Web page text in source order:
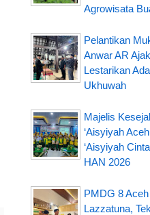
Agrowisata
Pelantikan
Anwar AR
Lestarikan
Ukhuwah
Majelis
‘Aisyiyah
‘Aisyiyah
HAN 2026
PMDG 8
Lazzatuna,